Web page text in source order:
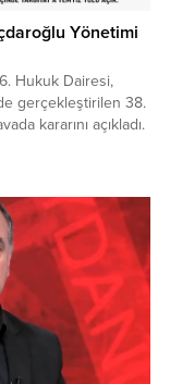
Yönetimi
Hukuk Dairesi,
gerçekleştirilen 38.
kararını açıkladı.
gerekçesiyle
yapıldığı
gerçekleştirilen
yanı...